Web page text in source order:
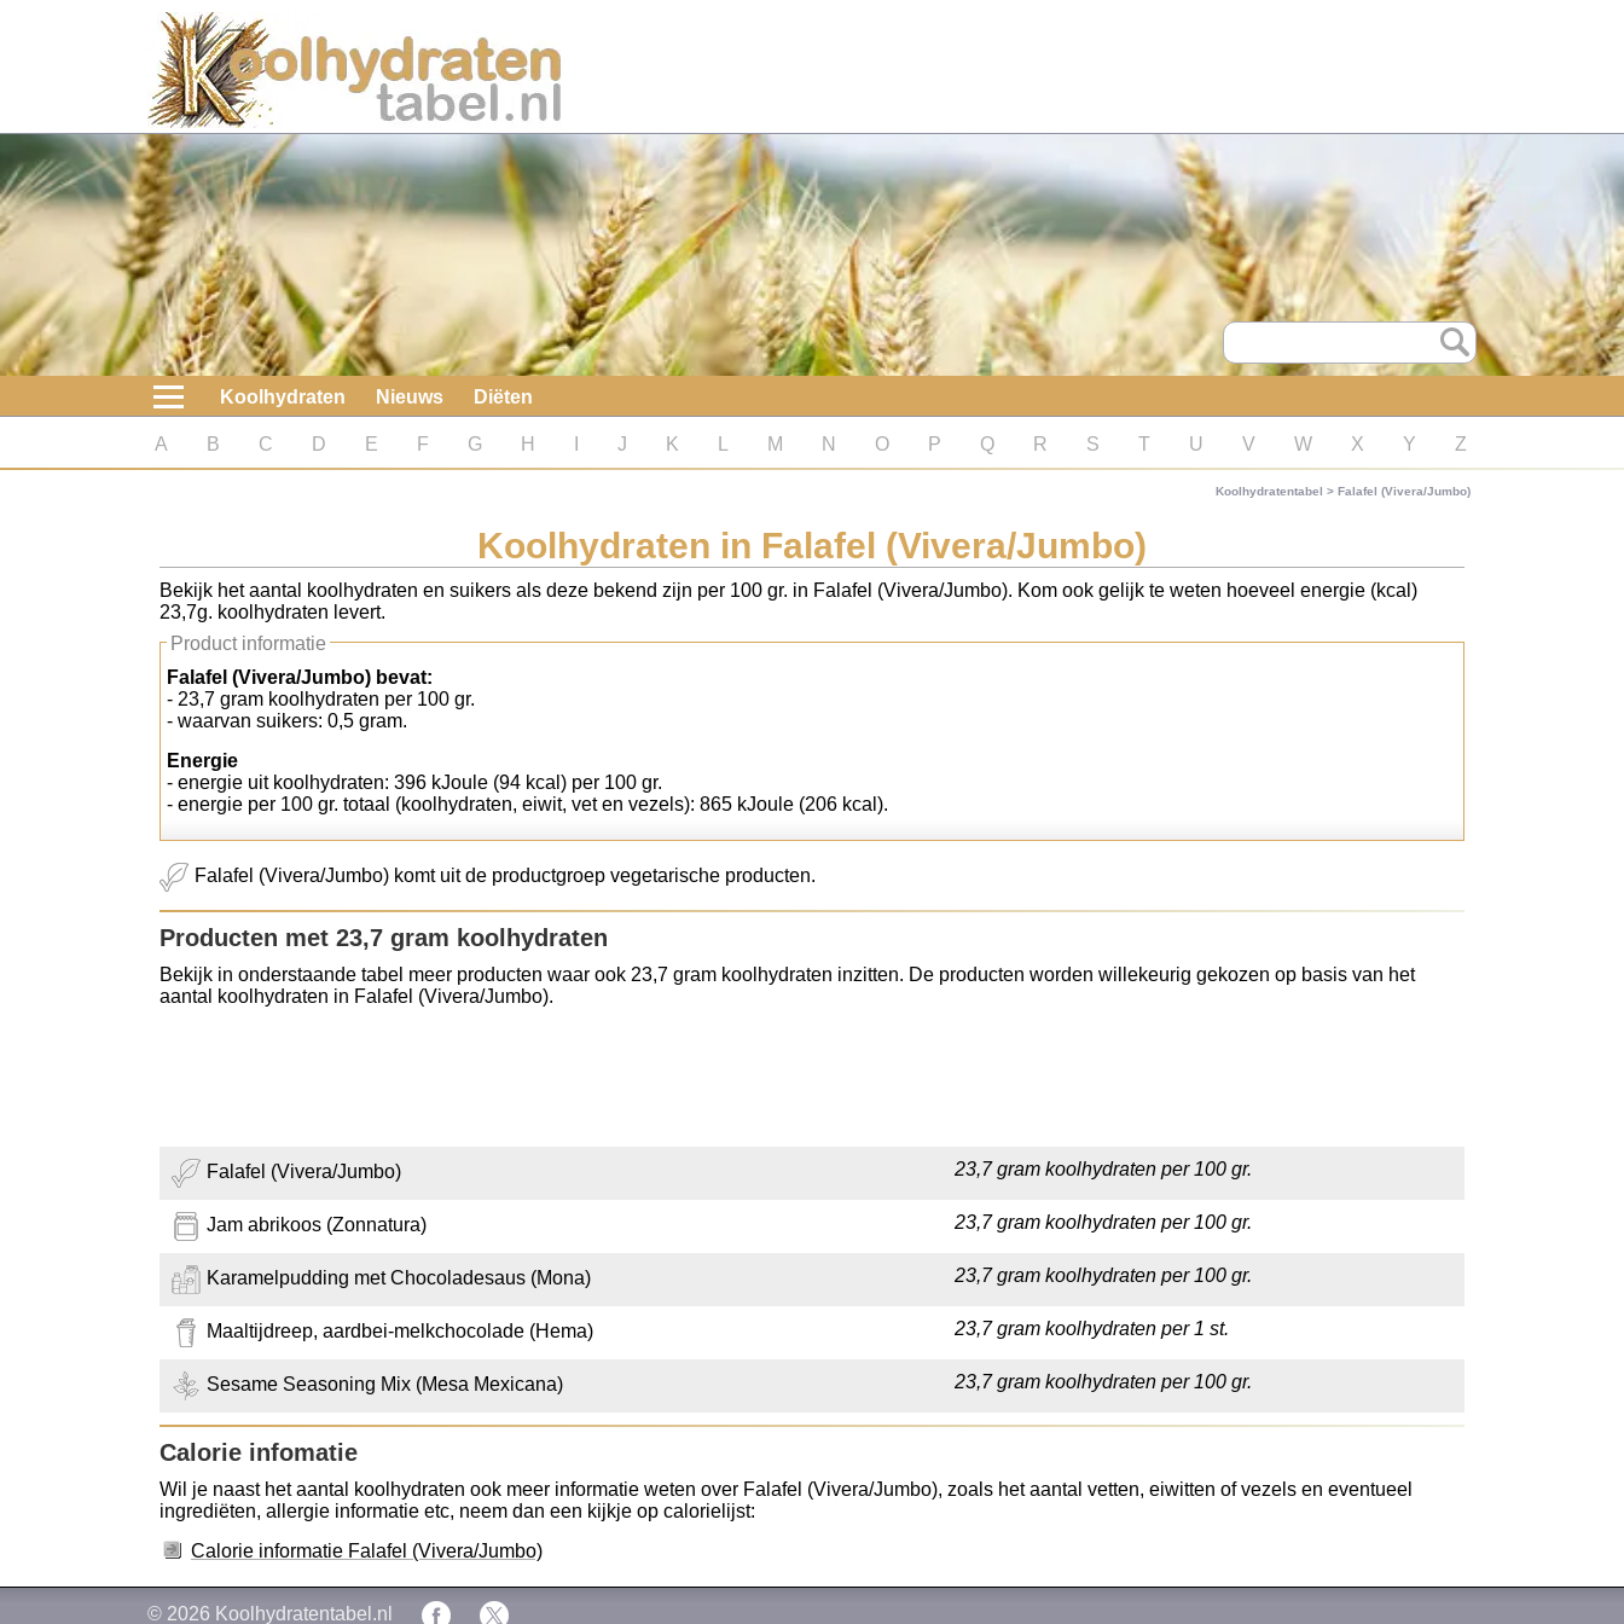
Koolhydraten
Nieuws
Koolhydraatarme diëten
Boeken
koolhydraatarme diëten
Diabetes test
Koolhydraten tellen
Koolhydraten Nieuws Diëten
A B C D E F G H J K M N O P Q R S T U V W X Y Z
Koolhydratentabel > Falafel (Vivera/Jumbo)
Koolhydraten in Falafel (Vivera/Jumbo)
Bekijk het aantal koolhydraten en suikers als deze bekend zijn per 100 gr. in Falafel (Vivera/Jumbo). Kom ook gelijk te weten hoeveel energie (kcal)
23,7g. koolhydraten levert.
Product informatie
Falafel (Vivera/Jumbo) bevat:
- 23,7 gram koolhydraten per 100 gr.
- waarvan suikers: 0,5 gram.
Energie
- energie uit koolhydraten: 396 kJoule (94 kcal) per 100 gr.
- energie per 100 gr. totaal (koolhydraten, eiwit, vet en vezels): 865 kJoule (206 kcal).
Falafel (Vivera/Jumbo) komt uit de productgroep vegetarische producten.
Producten met 23,7 gram koolhydraten
Bekijk in onderstaande tabel meer producten waar ook 23,7 gram koolhydraten inzitten. De producten worden willekeurig gekozen op basis van het
aantal koolhydraten in Falafel (Vivera/Jumbo).
Falafel (Vivera/Jumbo) 23,7 gram koolhydraten per 100 gr.
Jam abrikoos (Zonnatura) 23,7 gram koolhydraten per 100 gr.
Karamelpudding met Chocoladesaus (Mona) 23,7 gram koolhydraten per 100 gr.
Maaltijdreep, aardbei-melkchocolade (Hema) 23,7 gram koolhydraten per 1 st.
Sesame Seasoning Mix (Mesa Mexicana) 23,7 gram koolhydraten per 100 gr.
Calorie infomatie
Wil je naast het aantal koolhydraten ook meer informatie weten over Falafel (Vivera/Jumbo), zoals het aantal vetten, eiwitten of vezels en eventueel
ingrediëten, allergie informatie etc, neem dan een kijkje op calorielijst:
Calorie informatie Falafel (Vivera/Jumbo)
© 2026 Koolhydratentabel.nl